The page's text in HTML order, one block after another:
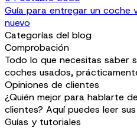
Guía para entregar un coche
nuevo
Categorías del blog
Comprobación
Todo lo que necesitas saber
coches usados,
Opiniones de clientes
¿Quién mejor para hablarte
clientes? Aquí puedes leer
Guías y tutoriales